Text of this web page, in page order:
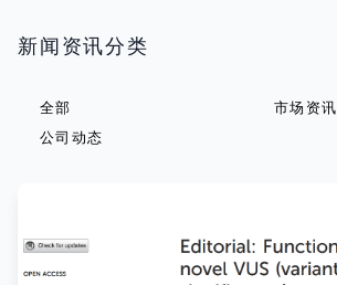
新闻资讯分类
全部
市场资讯
公司动态